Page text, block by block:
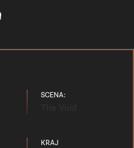
SCENA:
KRAJ